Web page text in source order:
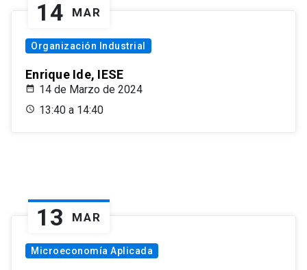
14 MAR
Organización Industrial
Enrique Ide, IESE
14 de Marzo de 2024
13:40 a 14:40
13 MAR
Microeconomía Aplicada